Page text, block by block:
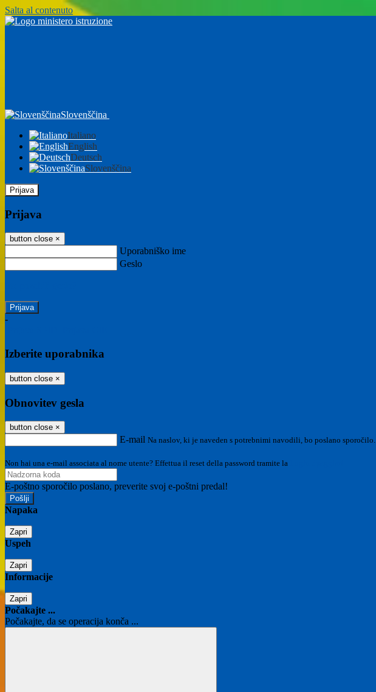
Salta al contenuto
Slovenščina
Italiano
English
Deutsch
Slovenščina
Prijava
Prijava
button close ×
Uporabniško ime
Geslo
-
Izberite uporabnika
button close ×
Obnovitev gesla
button close ×
E-mail Na naslov, ki je naveden s potrebnimi navodili, bo poslano sporočilo.
Non hai una e-mail associata al nome utente? Effettua il reset della password tramite la
E-poštno sporočilo poslano, preverite svoj e-poštni predal!
Napaka
Zapri
Uspeh
Zapri
Informacije
Zapri
Počakajte ...
Počakajte, da se operacija konča ...